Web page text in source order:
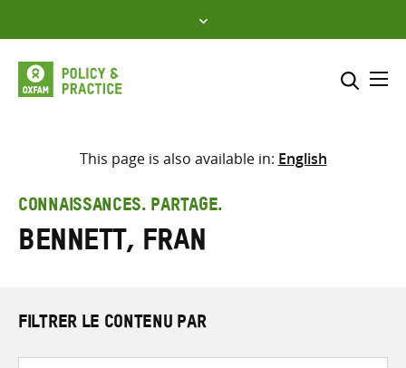
to
content
Sélectionner l’emplacement
Saisir
les
termes
This page is also available in: English
CONNAISSANCES. PARTAGE.
Bennett, Fran
FILTRER LE CONTENU PAR